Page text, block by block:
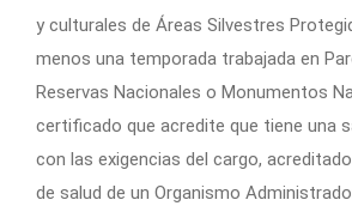
y culturales de Áreas Silvestres
menos una temporada trabajada en
Reservas Nacionales o Monumentos
certificado que acredite que tiene una
con las exigencias del cargo,
de salud de un Organismo